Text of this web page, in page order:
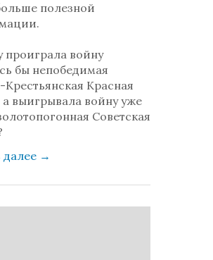
полезной
проиграла войну
бы непобедимая
Крестьянская Красная
выигрывала войну уже
Советская
далее →